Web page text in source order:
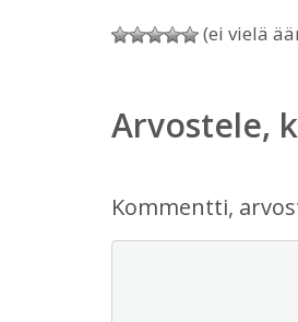
(ei vielä
Arvostele,
Kommentti,